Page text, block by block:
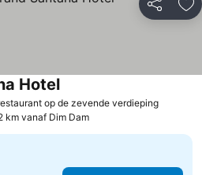
Delen
op de zevende verdieping
HotelPrijzen bekijken
km vanaf Dim Dam